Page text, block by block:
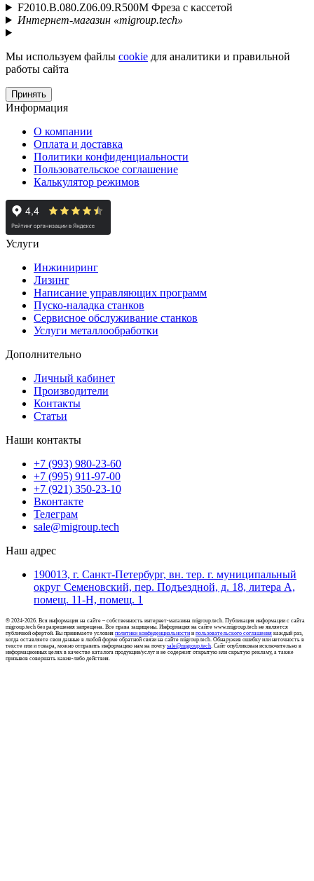
F2010.B.080.Z06.09.R500M Фреза с кассетой
Интернет-магазин «migroup.tech»
Мы используем файлы cookie для аналитики и правильной
работы сайта
Принять
Информация
О компании
Оплата и доставка
Политики конфиденциальности
Пользовательское соглашение
Калькулятор режимов
Услуги
Инжиниринг
Лизинг
Написание управляющих программ
Пуско-наладка станков
Сервисное обслуживание станков
Услуги металлообработки
Дополнительно
Личный кабинет
Производители
Контакты
Статьи
Наши контакты
+7 (993) 980-23-60
+7 (995) 911-97-00
+7 (921) 350-23-10
Вконтакте
Телеграм
sale@migroup.tech
Наш адрес
190013, г. Санкт-Петербург, вн. тер. г. муниципальный
округ Семеновский, пер. Подъездной, д. 18, литера А,
помещ. 11-Н, помещ. 1
© 2024-2026. Вся информация на сайте – собственность интернет-магазина migroup.tech. Публикация информации с сайта
migroup.tech без разрешения запрещена. Все права защищены. Информация на сайте www.migroup.tech не является
публичной офертой. Вы принимаете условия политики конфиденциальности и пользовательского соглашения каждый раз,
когда оставляете свои данные в любой форме обратной связи на сайте migroup.tech. Обнаружив ошибку или неточность в
тексте или и товара, можно отправить информацию нам на почту sale@migroup.tech. Сайт опубликован исключительно в
информационных целях в качестве каталога продукции/услуг и не содержит открытую или скрытую рекламу, а также
призывов совершать какие-либо действия.